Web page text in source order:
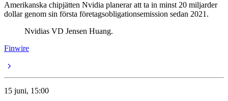
Amerikanska chipjätten Nvidia planerar att ta in minst 20 miljarder
dollar genom sin första företagsobligationsemission sedan 2021.
Nvidias VD Jensen Huang.
Finwire
15 juni, 15:00